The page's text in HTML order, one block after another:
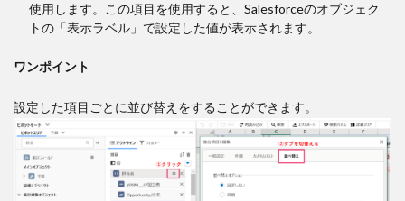
使用します。この項目を使用すると、Salesforceのオブジェク
トの「表示ラベル」で設定した値が表示されます。
ワンポイント
設定した項目ごとに並び替えをすることができます。